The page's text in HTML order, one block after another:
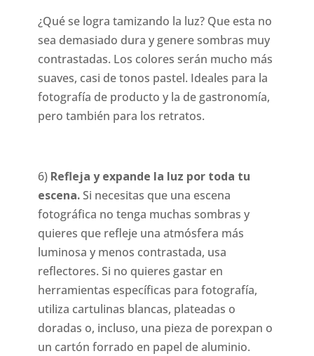
¿Qué se logra tamizando la luz? Que esta no
sea demasiado dura y genere sombras muy
contrastadas. Los colores serán mucho más
suaves, casi de tonos pastel. Ideales para la
fotografía de producto y la de gastronomía,
pero también para los retratos.
6) Refleja y expande la luz por toda tu
escena.Si necesitas que una escena
fotográfica no tenga muchas sombras y
quieres que refleje una atmósfera más
luminosa y menos contrastada, usa
reflectores. Si no quieres gastar en
herramientas específicas para fotografía,
utiliza cartulinas blancas, plateadas o
doradas o, incluso, una pieza de porexpan o
un cartón forrado en papel de aluminio.